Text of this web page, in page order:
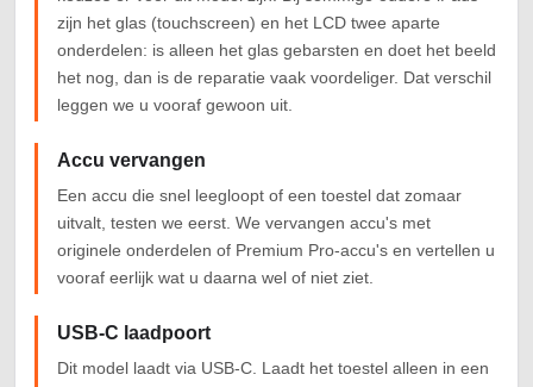
zijn het glas (touchscreen) en het LCD twee aparte
onderdelen: is alleen het glas gebarsten en doet het beeld
het nog, dan is de reparatie vaak voordeliger. Dat verschil
leggen we u vooraf gewoon uit.
Accu vervangen
Een accu die snel leegloopt of een toestel dat zomaar
uitvalt, testen we eerst. We vervangen accu's met
originele onderdelen of Premium Pro-accu's en vertellen u
vooraf eerlijk wat u daarna wel of niet ziet.
USB-C laadpoort
Dit model laadt via USB-C. Laadt het toestel alleen in een